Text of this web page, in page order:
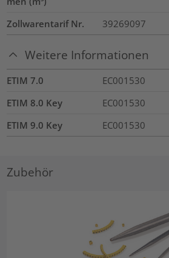
Zollwarentarif Nr. 39269097
Weitere Informationen
ETIM 7.0
EC001530
ETIM 8.0 Key
EC001530
ETIM 9.0 Key
EC001530
Zubehör